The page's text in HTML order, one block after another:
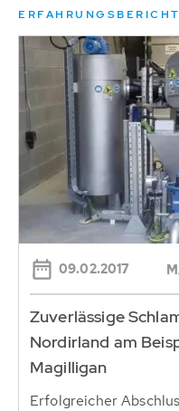
09.02.2017
Zuverlässige
Nordirland am
Magilligan
Erfolgreicher